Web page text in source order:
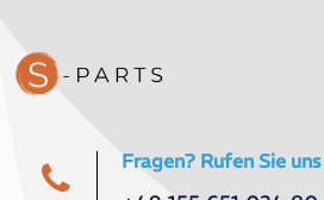
Fragen? Rufen Sie